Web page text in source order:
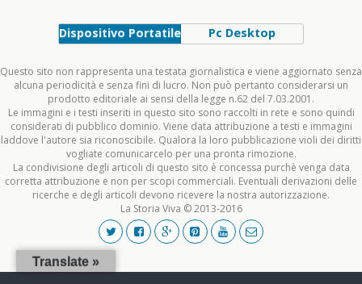
Dispositivo Portatile Pc Desktop
Questo sito non rappresenta una testata giornalistica e viene aggiornato senza
alcuna periodicità e senza fini di lucro. Non può pertanto considerarsi un
prodotto editoriale ai sensi della legge n.62 del 7.03.2001.
Le immagini e i testi inseriti in questo sito sono raccolti in rete e sono quindi
considerati di pubblico dominio. Viene data attribuzione a testi e immagini
laddove l'autore sia riconoscibile. Qualora la loro pubblicazione violi dei diritti
vogliate comunicarcelo per una pronta rimozione.
La condivisione degli articoli di questo sito è concessa purchè venga data
corretta attribuzione e non per scopi commerciali. Eventuali derivazioni delle
ricerche e degli articoli devono ricevere la nostra autorizzazione.
La Storia Viva © 2013-2016
Translate »